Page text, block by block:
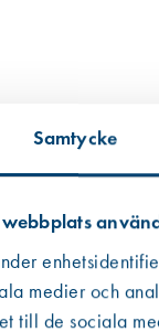
Samtycke
medier och
till de sociala
för kontinuerlig